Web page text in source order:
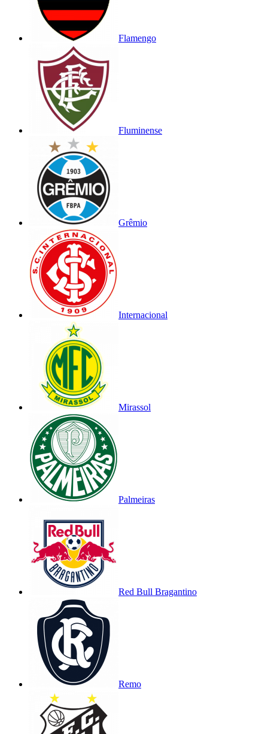
Flamengo
Fluminense
Grêmio
Internacional
Mirassol
Palmeiras
Red Bull Bragantino
Remo